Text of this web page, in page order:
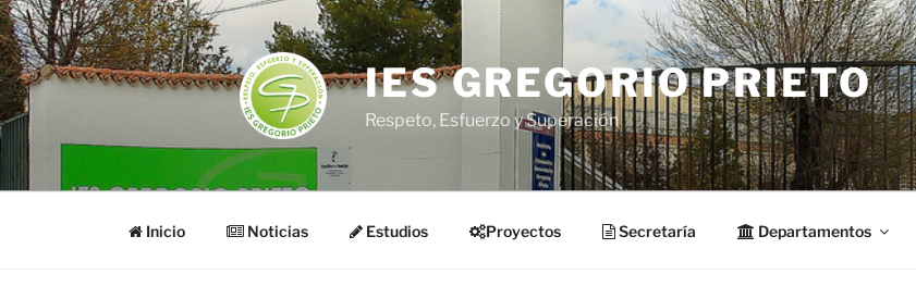
Saltar
al
contenido
IES GREGORIO PRIETO
Respeto, Esfuerzo y Superación
Inicio Noticias Estudios Proyectos Secretaría Departamentos